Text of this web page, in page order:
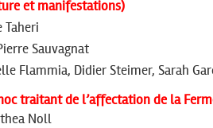
et manifestations)
Taheri
Sauvagnat
Flammia, Didier Steimer, Sarah
traitant de l’affectation de la
Noll